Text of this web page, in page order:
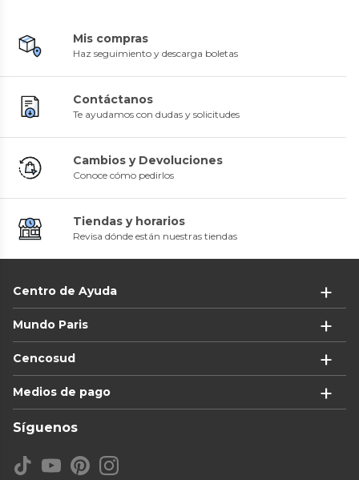
Mis compras
Haz seguimiento y descarga boletas
Contáctanos
Te ayudamos con dudas y solicitudes
Cambios y Devoluciones
Conoce cómo pedirlos
Tiendas y horarios
Revisa dónde están nuestras tiendas
Centro de Ayuda
Mundo Paris
Cencosud
Medios de pago
Síguenos